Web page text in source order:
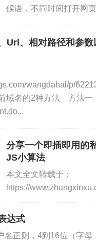
候语，不同时间打开网
Url、相对路径和参数
wangdahai/p/
前域名的2种方法 方
分享一个即插即用的
JS小算法
本文全文转载于：
https://
p=5875原作者：
算法的故事人是一种恋
达式
名正则，4到16位（字母